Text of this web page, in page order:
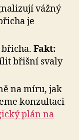
vážný
je
břicha. Fakt:
břišní svaly
na míru, jak
konzultaci
plán na